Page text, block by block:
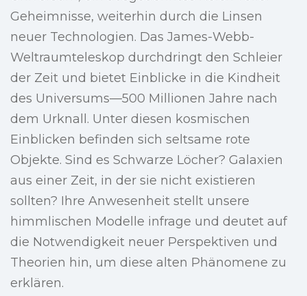
Geheimnisse, weiterhin durch die Linsen
neuer Technologien. Das James-Webb-
Weltraumteleskop durchdringt den Schleier
der Zeit und bietet Einblicke in die Kindheit
des Universums—500 Millionen Jahre nach
dem Urknall. Unter diesen kosmischen
Einblicken befinden sich seltsame rote
Objekte. Sind es Schwarze Löcher? Galaxien
aus einer Zeit, in der sie nicht existieren
sollten? Ihre Anwesenheit stellt unsere
himmlischen Modelle infrage und deutet auf
die Notwendigkeit neuer Perspektiven und
Theorien hin, um diese alten Phänomene zu
erklären.